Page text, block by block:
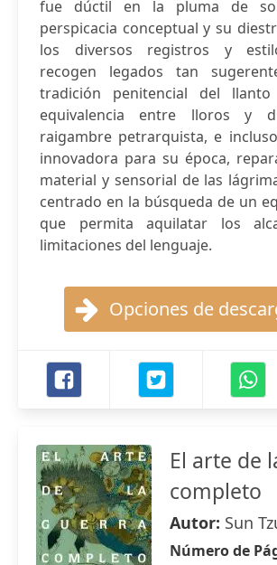
fue dúctil en la pluma de
perspicacia conceptual y su
los diversos registros y
recogen legados tan
tradición penitencial del
equivalencia entre lloros y
raigambre petrarquista, e
innovadora para su época,
material y sensorial de las
centrado en la búsqueda de un
que permita aquilatar los
limitaciones del lenguaje.
Opciones de
El arte de
completo
Autor: Sun
Número de